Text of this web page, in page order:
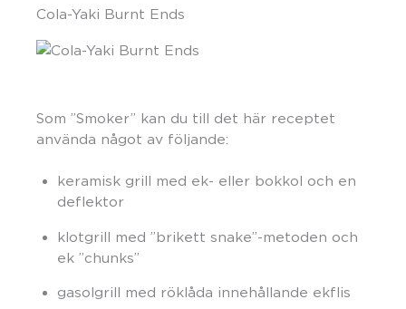
Cola-Yaki Burnt Ends
Som ”Smoker” kan du till det här receptet
använda något av följande:
keramisk grill med ek- eller bokkol och en
deflektor
klotgrill med ”brikett snake”-metoden och
ek ”chunks”
gasolgrill med röklåda innehållande ekflis